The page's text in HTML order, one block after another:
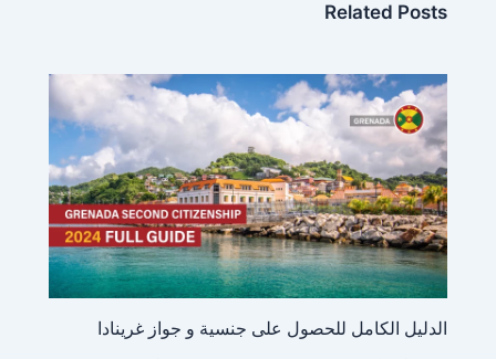
Related Posts
الدليل الكامل للحصول على جنسية و جواز غرينادا